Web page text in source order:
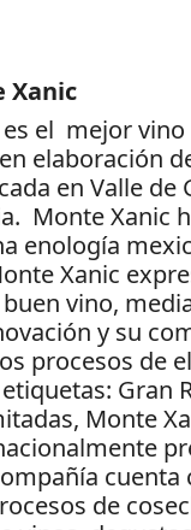
Xanic
el mejor vino
elaboración
en Valle de
Monte Xanic
enología
Xanic
vino,
y su
procesos de
Gran
Monte
cuenta
de